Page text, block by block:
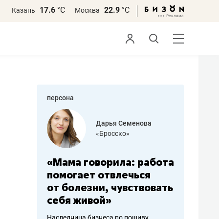
Казань 17.6 °С Москва 22.9 °С
персона
Дарья Семенова
«Бросско»
«Мама говорила: работа
помогает отвлечься
от болезни, чувствовать
себя живой»